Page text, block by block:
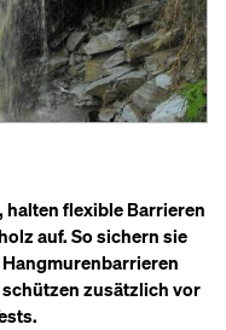
halten flexible Barrieren
auf. So sichern sie
zusätzlich vor